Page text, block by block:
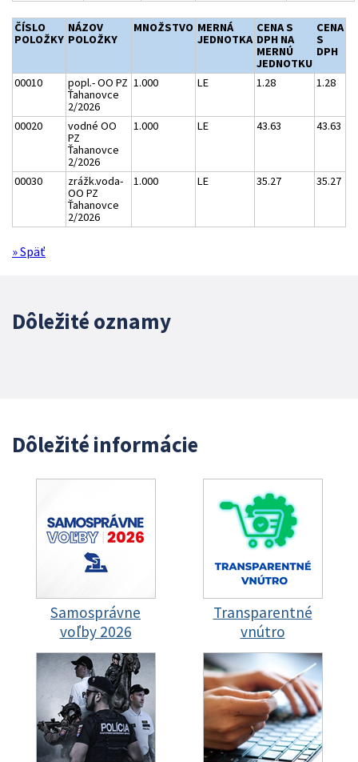
ČÍSLO
POLOŽKY
NÁZOV
POLOŽKY
MNOŽSTVO MERNÁ
JEDNOTKA
CENA S
DPH NA
MERNÚ
JEDNOTKU
CENA
S
DPH
00010
popl.- OO PZ
Ťahanovce
2/2026
1.000 LE 1.28 1.28
00020
vodné OO
PZ
Ťahanovce
2/2026
1.000 LE 43.63 43.63
00030
zrážk.voda-
OO PZ
Ťahanovce
2/2026
1.000 LE 35.27 35.27
» Späť
Dôležité oznamy
Dôležité informácie
Samosprávne
voľby 2026
Transparentné
vnútro